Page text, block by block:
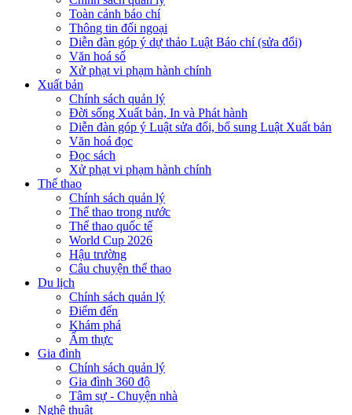
Toàn cảnh báo chí
Thông tin đối ngoại
Diễn đàn góp ý dự thảo Luật Báo chí (sửa đổi)
Văn hoá số
Xử phạt vi phạm hành chính
Xuất bản
Chính sách quản lý
Đời sống Xuất bản, In và Phát hành
Diễn đàn góp ý Luật sửa đổi, bổ sung Luật Xuất bản
Văn hoá đọc
Đọc sách
Xử phạt vi phạm hành chính
Thể thao
Chính sách quản lý
Thể thao trong nước
Thể thao quốc tế
World Cup 2026
Hậu trường
Câu chuyện thể thao
Du lịch
Chính sách quản lý
Điểm đến
Khám phá
Ẩm thực
Gia đình
Chính sách quản lý
Gia đình 360 độ
Tâm sự - Chuyện nhà
Nghệ thuật